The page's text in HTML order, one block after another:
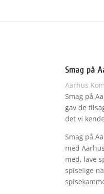
Smag på
Aarhus
Smag på
gav de
det vi
Smag på
med
med, lave
spiselige